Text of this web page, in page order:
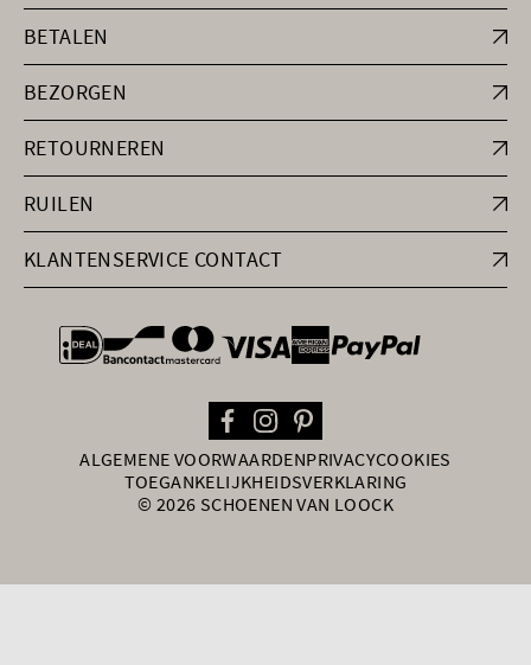
BETALEN
BEZORGEN
RETOURNEREN
RUILEN
KLANTENSERVICE CONTACT
general.paymentOptions
ALGEMENE VOORWAARDENPRIVACYCOOKIES
TOEGANKELIJKHEIDSVERKLARING
© 2026 SCHOENEN VAN LOOCK